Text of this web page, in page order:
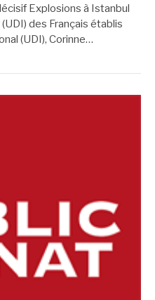
Explosions à Istanbul
des Français établis
(UDI), Corinne…